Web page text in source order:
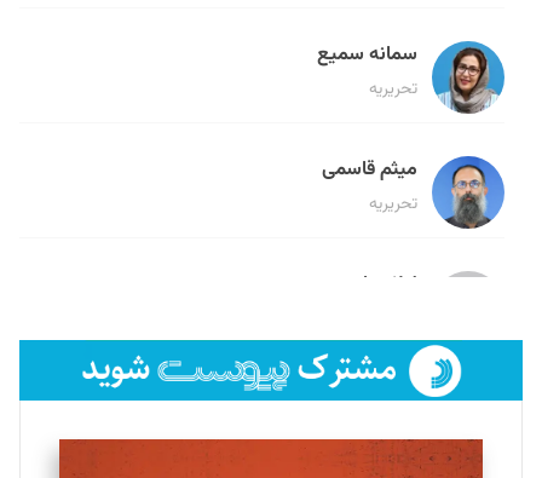
سمانه سمیع
تحریریه
میثم قاسمی
تحریریه
لیلا حنارود
فائزه فتحی رستمی
تحریریه